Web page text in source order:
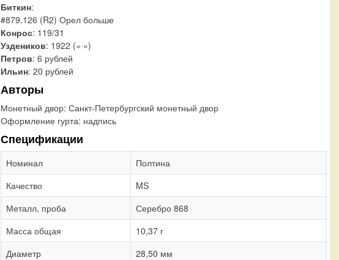
Биткин:
#879.126 (R2) Орел больше
Конрос: 119/31
Уздеников: 1922 («·»)
Петров: 6 рублей
Ильин: 20 рублей
Авторы
Монетный двор: Санкт-Петербургский монетный двор
Оформление гурта: надпись
Спецификации
Номинал
Полтина
Качество
MS
Металл, проба
Серебро 868
Масса общая
10,37 г
Диаметр
28,50 мм